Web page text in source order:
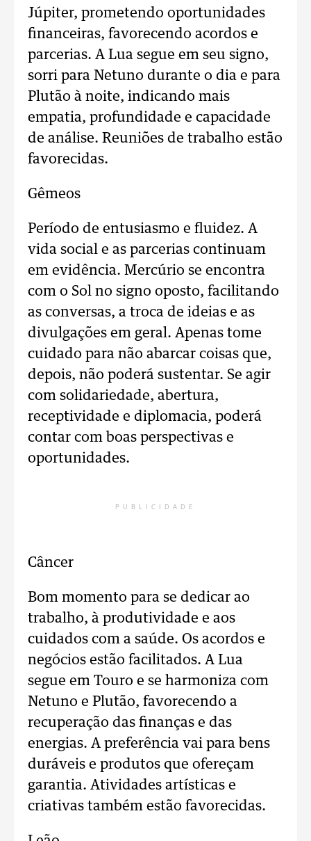
Júpiter, prometendo oportunidades
financeiras, favorecendo acordos e
parcerias. A Lua segue em seu signo,
sorri para Netuno durante o dia e para
Plutão à noite, indicando mais
empatia, profundidade e capacidade
de análise. Reuniões de trabalho estão
favorecidas.
Gêmeos
Período de entusiasmo e fluidez. A
vida social e as parcerias continuam
em evidência. Mercúrio se encontra
com o Sol no signo oposto, facilitando
as conversas, a troca de ideias e as
divulgações em geral. Apenas tome
cuidado para não abarcar coisas que,
depois, não poderá sustentar. Se agir
com solidariedade, abertura,
receptividade e diplomacia, poderá
contar com boas perspectivas e
oportunidades.
PUBLICIDADE
Câncer
Bom momento para se dedicar ao
trabalho, à produtividade e aos
cuidados com a saúde. Os acordos e
negócios estão facilitados. A Lua
segue em Touro e se harmoniza com
Netuno e Plutão, favorecendo a
recuperação das finanças e das
energias. A preferência vai para bens
duráveis e produtos que ofereçam
garantia. Atividades artísticas e
criativas também estão favorecidas.